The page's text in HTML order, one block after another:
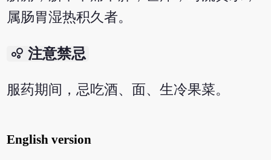
属肠胃湿热积久者。
bubble_chart 注意禁忌
服药期间，忌吃酒、面、生冷果菜。
English version